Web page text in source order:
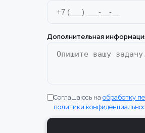
Дополнительная
Соглашаюсь на обработку
политики